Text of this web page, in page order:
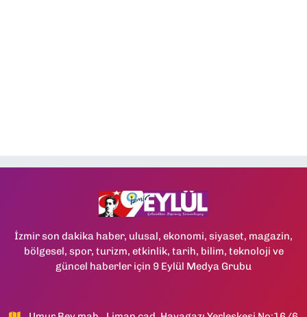
İzmir son dakika haber, ulusal, ekonomi, siyaset, magazin,
bölgesel, spor, turizm, etkinlik, tarih, bilim, teknoloji ve
güncel haberler için 9 Eylül Medya Grubu